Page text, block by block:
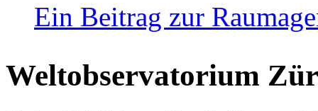
Ein Beitrag zur
Weltobservatorium